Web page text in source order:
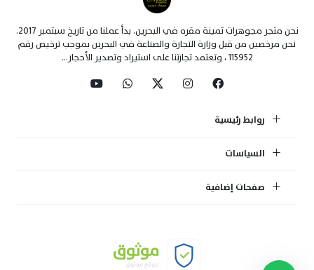
نحن متجر مجوهرات ثمينة مقره في البحرين. بدأ عملنا من تاريخ سبتمبر 2017.
نحن مرخصين من قبل وزارة التجارة والصناعة في البحرين بموجب ترخيص رقم
115952 ، وتعتمد تجارتنا على استيراد وتصدير الأحجار...
روابط رئيسية
السياسات
صفحات إضافية